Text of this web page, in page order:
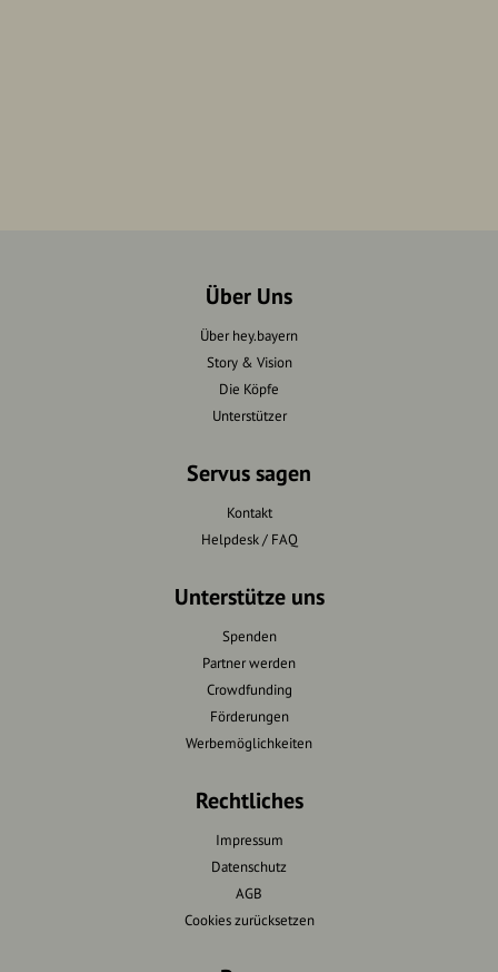
Über Uns
Über hey.bayern
Story & Vision
Die Köpfe
Unterstützer
Servus sagen
Kontakt
Helpdesk / FAQ
Unterstütze uns
Spenden
Partner werden
Crowdfunding
Förderungen
Werbemöglichkeiten
Rechtliches
Impressum
Datenschutz
AGB
Cookies zurücksetzen